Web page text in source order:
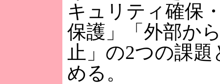
キュリティ確保
保護」「外部か
止」の2つの課
める。